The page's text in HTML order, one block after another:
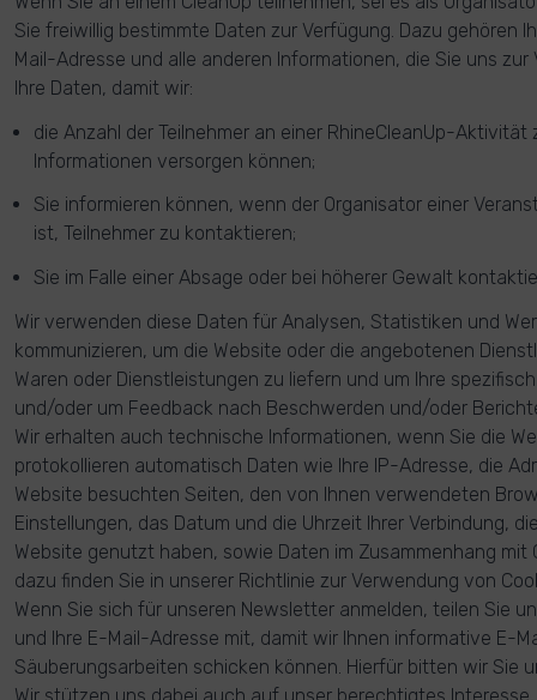
Sie freiwillig bestimmte Daten zur Verfügung. Dazu gehören
Mail-Adresse und alle anderen Informationen, die Sie uns zur
Ihre Daten, damit wir:
die Anzahl der Teilnehmer an einer RhineCleanUp-Aktivität
Informationen versorgen können;
Sie informieren können, wenn der Organisator einer
ist, Teilnehmer zu kontaktieren;
Sie im Falle einer Absage oder bei höherer Gewalt
Wir verwenden diese Daten für Analysen, Statistiken und
kommunizieren, um die Website oder die angebotenen
Waren oder Dienstleistungen zu liefern und um Ihre
und/oder um Feedback nach Beschwerden und/oder
Wir erhalten auch technische Informationen, wenn Sie die
protokollieren automatisch Daten wie Ihre IP-Adresse, die
Website besuchten Seiten, den von Ihnen verwendeten
Einstellungen, das Datum und die Uhrzeit Ihrer Verbindung,
Website genutzt haben, sowie Daten im Zusammenhang
dazu finden Sie in unserer Richtlinie zur Verwendung von
Wenn Sie sich für unseren Newsletter anmelden, teilen Sie
und Ihre E-Mail-Adresse mit, damit wir Ihnen informative E-
Säuberungsarbeiten schicken können. Hierfür bitten wir Sie